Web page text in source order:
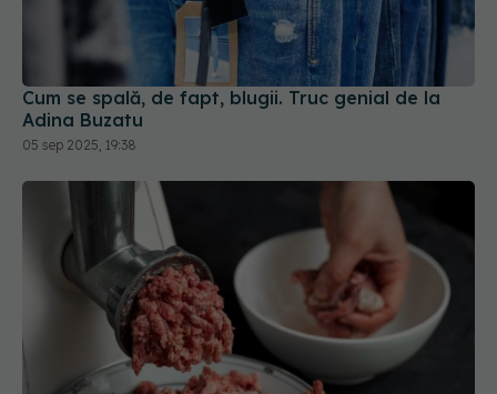
Cum se spală, de fapt, blugii. Truc genial de la
Adina Buzatu
05 sep 2025, 19:38
3 semne care îți arată când carnea tocată nu mai